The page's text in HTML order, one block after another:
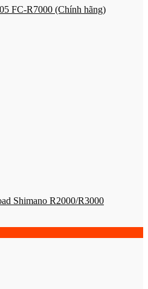
FC-R7000 (Chính hãng)
Shimano R2000/R3000